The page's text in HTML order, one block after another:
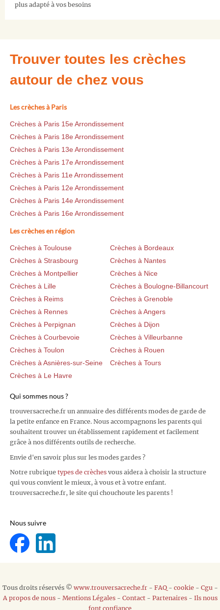
plus adapté à vos besoins
Trouver toutes les crèches
autour de chez vous
Les crèches à Paris
Crèches à Paris 15e Arrondissement
Crèches à Paris 18e Arrondissement
Crèches à Paris 13e Arrondissement
Crèches à Paris 17e Arrondissement
Crèches à Paris 11e Arrondissement
Crèches à Paris 12e Arrondissement
Crèches à Paris 14e Arrondissement
Crèches à Paris 16e Arrondissement
Les crèches en région
Crèches à Toulouse
Crèches à Bordeaux
Crèches à Strasbourg
Crèches à Nantes
Crèches à Montpellier
Crèches à Nice
Crèches à Lille
Crèches à Boulogne-Billancourt
Crèches à Reims
Crèches à Grenoble
Crèches à Rennes
Crèches à Angers
Crèches à Perpignan
Crèches à Dijon
Crèches à Courbevoie
Crèches à Villeurbanne
Crèches à Toulon
Crèches à Rouen
Crèches à Asnières-sur-Seine
Crèches à Tours
Crèches à Le Havre
Qui sommes nous ?
trouversacreche.fr un annuaire des différents modes de garde de
la petite enfance en France. Nous accompagnons les parents qui
souhaitent trouver un établissement rapidement et facilement
grâce à nos différents outils de recherche.
Envie d'en savoir plus sur les modes gardes ?
Notre rubrique types de crèches vous aidera à choisir la structure
qui vous convient le mieux, à vous et à votre enfant.
trouversacreche.fr, le site qui chouchoute les parents !
Nous suivre
Tous droits réservés © www.trouversacreche.fr- FAQ- cookie- Cgu -
A propos de nous- Mentions Légales- Contact- Partenaires- Ils nous
font confiance